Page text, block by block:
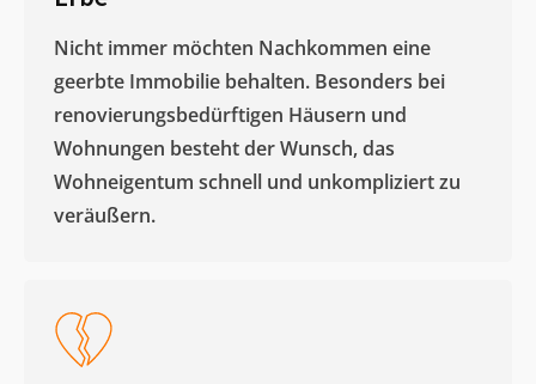
Nicht immer möchten Nachkommen eine
geerbte Immobilie behalten. Besonders bei
renovierungsbedürftigen Häusern und
Wohnungen besteht der Wunsch, das
Wohneigentum schnell und unkompliziert zu
veräußern. ​